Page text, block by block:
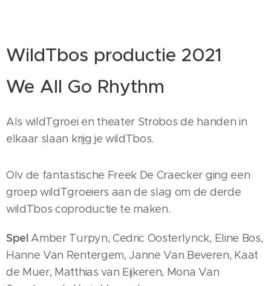
WildTbos productie 2021
We All Go Rhythm
Als wildTgroei en theater Strobos de handen in
elkaar slaan krijg je wildTbos.
Olv de fantastische Freek De Craecker ging een
groep wildTgroeiers aan de slag om de derde
wildTbos coproductie te maken.
SpelAmber Turpyn, Cedric Oosterlynck, Eline Bos,
Hanne Van Rentergem, Janne Van Beveren, Kaat
de Muer, Matthias van Eijkeren, Mona Van